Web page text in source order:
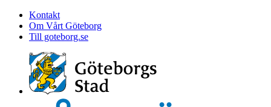
Kontakt
Om Vårt Göteborg
Till goteborg.se